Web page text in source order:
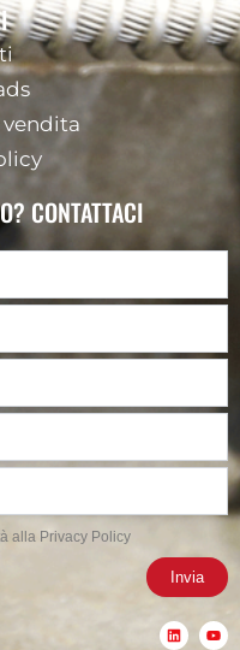
CONTATTACI
alla Privacy Policy
Invia
L
i
Y
o